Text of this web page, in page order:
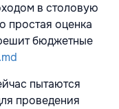
в столовую
простая оценка
бюджетные
пытаются
проведения